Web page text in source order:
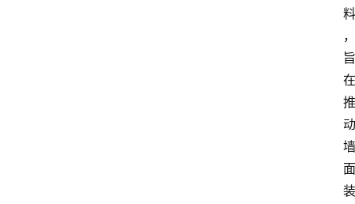
料
，
旨
在
推
动
墙
面
装